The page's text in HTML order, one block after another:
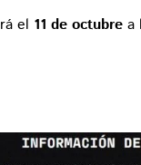
el 11 de octubre a